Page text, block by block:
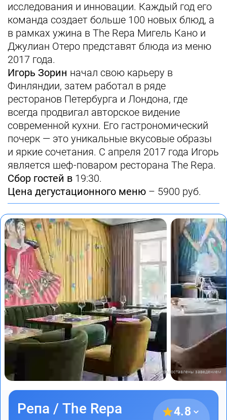
исследования и инновации. Каждый год его
команда создает больше 100 новых блюд, а
в рамках ужина в The Repa Мигель Кано и
Джулиан Отеро представят блюда из меню
2017 года.
Игорь Зорин начал свою карьеру в
Финляндии, затем работал в ряде
ресторанов Петербурга и Лондона, где
всегда продвигал авторское видение
современной кухни. Его гастрономический
почерк — это уникальные вкусовые образы
и яркие сочетания. С апреля 2017 года Игорь
является шеф-поваром ресторана The Repa.
Сбор гостей в 19:30.
Цена дегустационного меню – 5900 руб.
Фото предоставлены заведением
Репа / The Repa 4.8